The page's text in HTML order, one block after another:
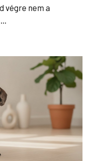
végre nem a